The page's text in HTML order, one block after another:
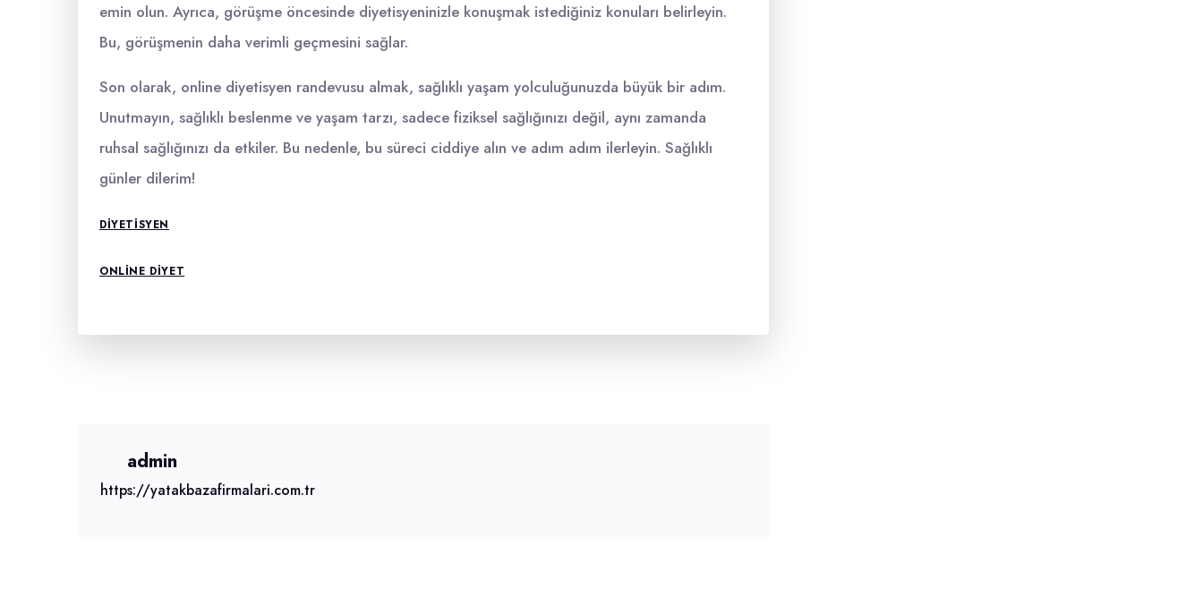
emin olun. Ayrıca, görüşme öncesinde diyetisyeninizle konuşmak istediğiniz konuları belirleyin.
Bu, görüşmenin daha verimli geçmesini sağlar.
Son olarak, online diyetisyen randevusu almak, sağlıklı yaşam yolculuğunuzda büyük bir adım.
Unutmayın, sağlıklı beslenme ve yaşam tarzı, sadece fiziksel sağlığınızı değil, aynı zamanda
ruhsal sağlığınızı da etkiler. Bu nedenle, bu süreci ciddiye alın ve adım adım ilerleyin. Sağlıklı
günler dilerim!
DIYETISYEN
ONLINE DIYET
admin
https://yatakbazafirmalari.com.tr